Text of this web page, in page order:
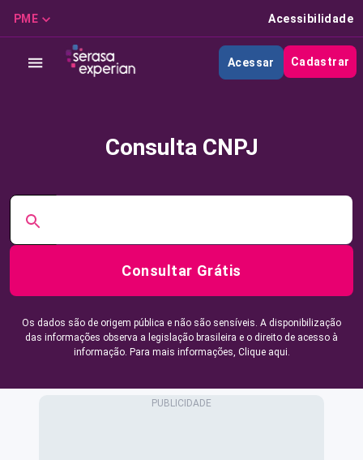
PME Acessibilidade
Acessar Cadastrar
Consulta CNPJ
Consultar Grátis
Os dados são de origem pública e não são sensíveis. A disponibilização
das informações observa a legislação brasileira e o direito de acesso à
informação. Para mais informações, Clique aqui.